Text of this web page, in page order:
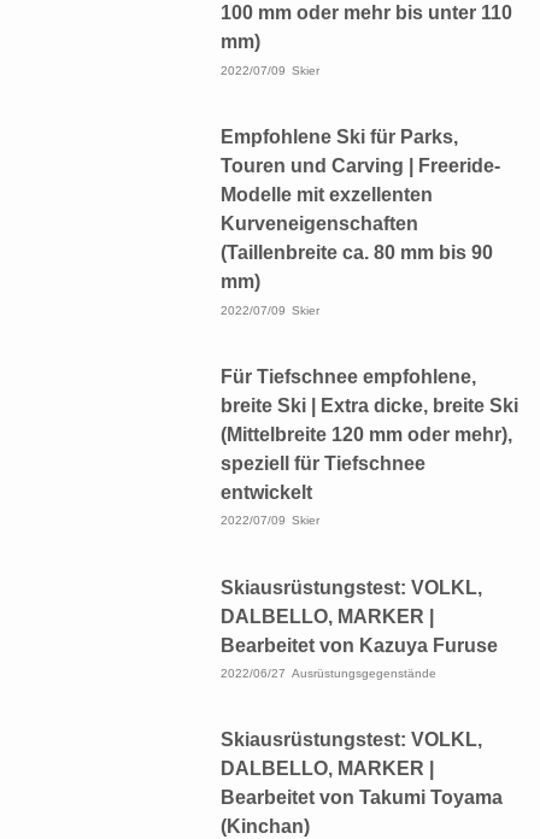
100 mm oder mehr bis unter 110
mm)
2022/07/09 Skier
Empfohlene Ski für Parks,
Touren und Carving | Freeride-
Modelle mit exzellenten
Kurveneigenschaften
(Taillenbreite ca. 80 mm bis 90
mm)
2022/07/09 Skier
Für Tiefschnee empfohlene,
breite Ski | Extra dicke, breite Ski
(Mittelbreite 120 mm oder mehr),
speziell für Tiefschnee
entwickelt
2022/07/09 Skier
Skiausrüstungstest: VOLKL,
DALBELLO, MARKER |
Bearbeitet von Kazuya Furuse
2022/06/27 Ausrüstungsgegenstände
Skiausrüstungstest: VOLKL,
DALBELLO, MARKER |
Bearbeitet von Takumi Toyama
(Kinchan)